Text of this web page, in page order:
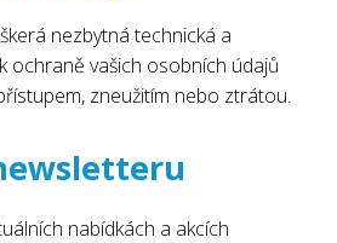
nezbytná technická a
ochraně vašich osobních údajů
zneužitím nebo ztrátou.
nabídkách a akcích